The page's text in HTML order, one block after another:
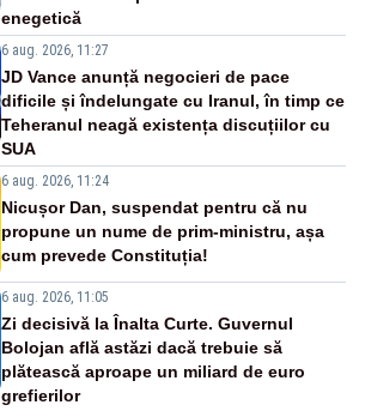
enegetică
6 aug. 2026, 11:27
JD Vance anunță negocieri de pace
dificile și îndelungate cu Iranul, în timp ce
Teheranul neagă existența discuțiilor cu
SUA
6 aug. 2026, 11:24
Nicușor Dan, suspendat pentru că nu
propune un nume de prim-ministru, așa
cum prevede Constituția!
6 aug. 2026, 11:05
Zi decisivă la Înalta Curte. Guvernul
Bolojan află astăzi dacă trebuie să
plătească aproape un miliard de euro
grefierilor